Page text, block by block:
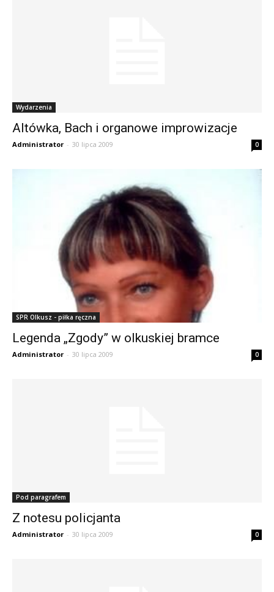
Wydarzenia
Altówka, Bach i organowe improwizacje
Administrator - 30 lipca 2009 0
SPR Olkusz - piłka ręczna
Legenda „Zgody” w olkuskiej bramce
Administrator - 30 lipca 2009 0
Pod paragrafem
Z notesu policjanta
Administrator - 30 lipca 2009 0